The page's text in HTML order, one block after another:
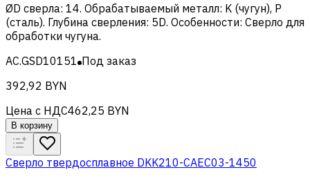
ØD сверла: 14. Обрабатываемый металл: K (чугун), Р
(сталь). Глубина сверления: 5D. Особенности: Сверло для
обработки чугуна.
AC.GSD10151 Под заказ
392,92 BYN
Цена с НДС462,25 BYN
В корзину
Сверло твердосплавное DKK210-CAEC03-1450